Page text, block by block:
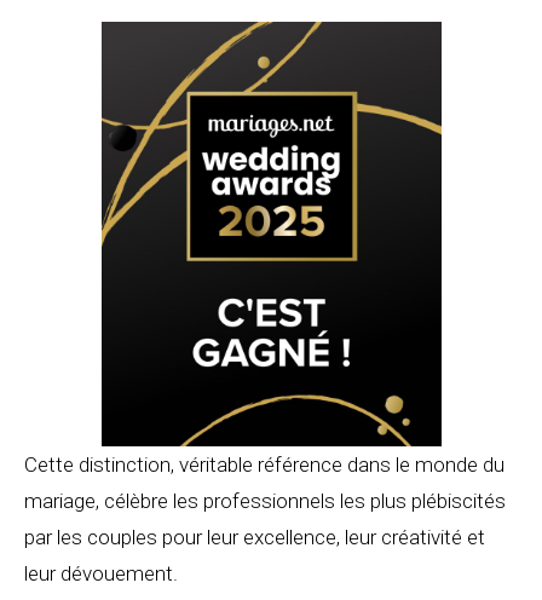
Cette distinction, véritable référence dans le monde du
mariage, célèbre les professionnels les plus plébiscités
par les couples pour leur excellence, leur créativité et
leur dévouement.